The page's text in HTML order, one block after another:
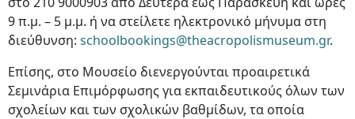
9 π.μ. – 5 μ.μ. ή να στείλετε ηλεκτρονικό μήνυμα στη
διεύθυνση: schoolbookings@theacropolismuseum.gr.
Επίσης, στο Μουσείο διενεργούνται προαιρετικά
Σεμινάρια Επιμόρφωσης για εκπαιδευτικούς όλων των
σχολείων και των σχολικών βαθμίδων, τα οποία